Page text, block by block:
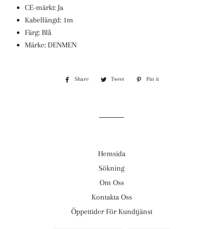
CE-märkt: Ja
Kabellängd: 1m
Färg: Blå
Märke: DENMEN
Share
Share
Tweet
Tweet
Pin it
Hemsida
Sökning
Om Oss
Kontakta Oss
Öppettider För Kundtjänst